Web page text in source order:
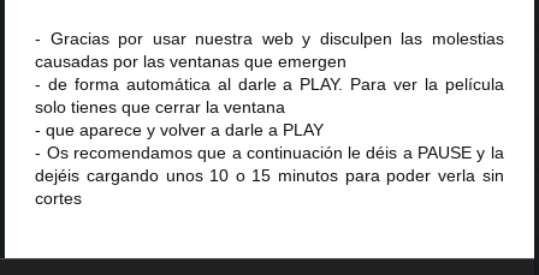
- Gracias por usar nuestra web y disculpen las molestias
causadas por las ventanas que emergen
- de forma automática al darle a PLAY. Para ver la película
solo tienes que cerrar la ventana
- que aparece y volver a darle a PLAY
- Os recomendamos que a continuación le déis a PAUSE y la
dejéis cargando unos 10 o 15 minutos para poder verla sin
cortes